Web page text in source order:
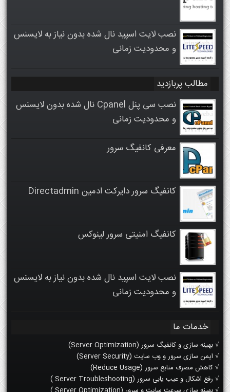
نصب لایت اسپید نال شده بدون نیاز به لایسنس
و محدودیت زمانی
مطالب پربازدید
نصب سی پنل Cpanel نال شده بدون لایسنس
و محدودیت زمانی
معرفی کانفیگ سرور
کانفیگ سرور دایرکت ادمین Directadmin
کانفیگ امنیتی سرور لینوکس
نصب لایت اسپید نال شده بدون نیاز به لایسنس
و محدودیت زمانی
خدمات ما
√ بهینه سازی و کانفیگ سرور (Server Optimization)
√ ایمن سازی سرور و وب سایت (Server Security)
√ کاهش مصرف منابع سرور (Reduce Usage)
√ رفع اشکال و عیب یابی سرور (Server Troubleshooting )